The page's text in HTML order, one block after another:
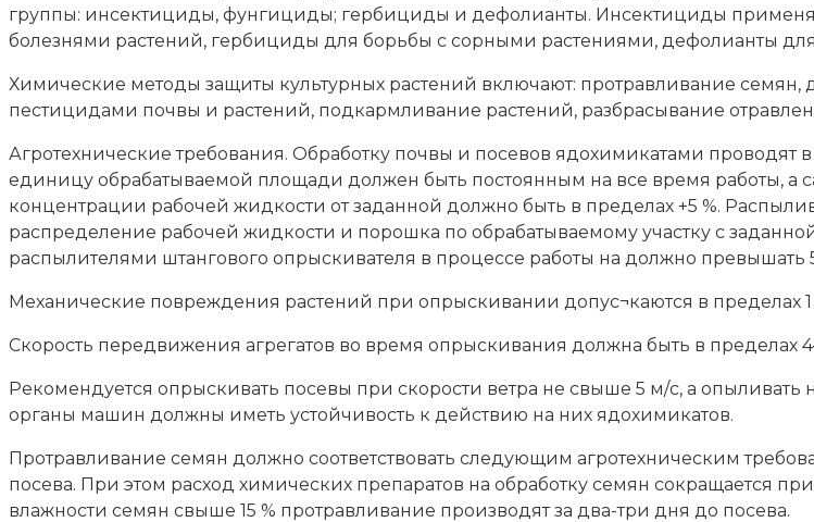
группы: инсектициды, фунгициды; гербициды и дефолианты. Инсектициды
болезнями растений, гербициды для борьбы с сорными растениями, дефолианты
Химические методы защиты культурных растений включают: протравливание
пестицидами почвы и растений, подкармливание растений, разбрасывание
Агротехнические требования. Обработку почвы и посевов ядохимикатами проводят
единицу обрабатываемой площади должен быть постоянным на все время работы, а
концентрации рабочей жидкости от заданной должно быть в пределах +5 %.
распределение рабочей жидкости и порошка по обрабатываемому участку с
распылителями штангового опрыскивателя в процессе работы на должно превышать
Механические повреждения растений при опрыскивании допус¬каются в пределах 1
Скорость передвижения агрегатов во время опрыскивания должна быть в пределах
Рекомендуется опрыскивать посевы при скорости ветра не свыше 5 м/с, а
органы машин должны иметь устойчивость к действию на них ядохимикатов.
Протравливание семян должно соответствовать следующим агротехническим
посева. При этом расход химических препаратов на обработку семян сокращается
влажности семян свыше 15 % протравливание производят за два-три дня до посева.